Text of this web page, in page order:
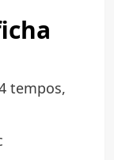
tempos,